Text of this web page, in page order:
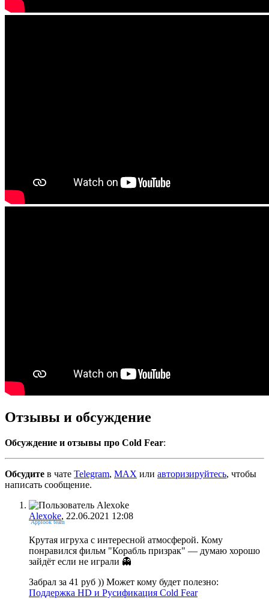
Отзывы и обсуждение
Обсуждение и отзывы про Cold Fear:
Обсудите в чате Telegram, MAX или авторизируйтесь, чтобы
написать сообщение.
Alexoke, 22.06.2021 12:08
Applook team
Крутая игруха с интересной атмосферой. Кому
понравился фильм "Корабль призрак" — думаю хорошо
зайдёт если не играли 👻
Забрал за 41 руб )) Может кому будет полезно:
Поддержка HD и Русификация Cold Fear